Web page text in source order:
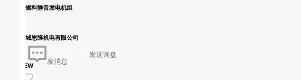
三燃料静音发电机组
盐城思隆机电有限公司
发消息
发送询盘
NEW